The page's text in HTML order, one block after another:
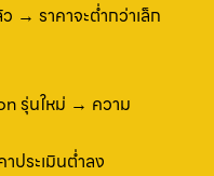
→ ราคาจะต่ำกว่าเล็ก
รุ่นใหม่ → ความ
ประเมินต่ำลง